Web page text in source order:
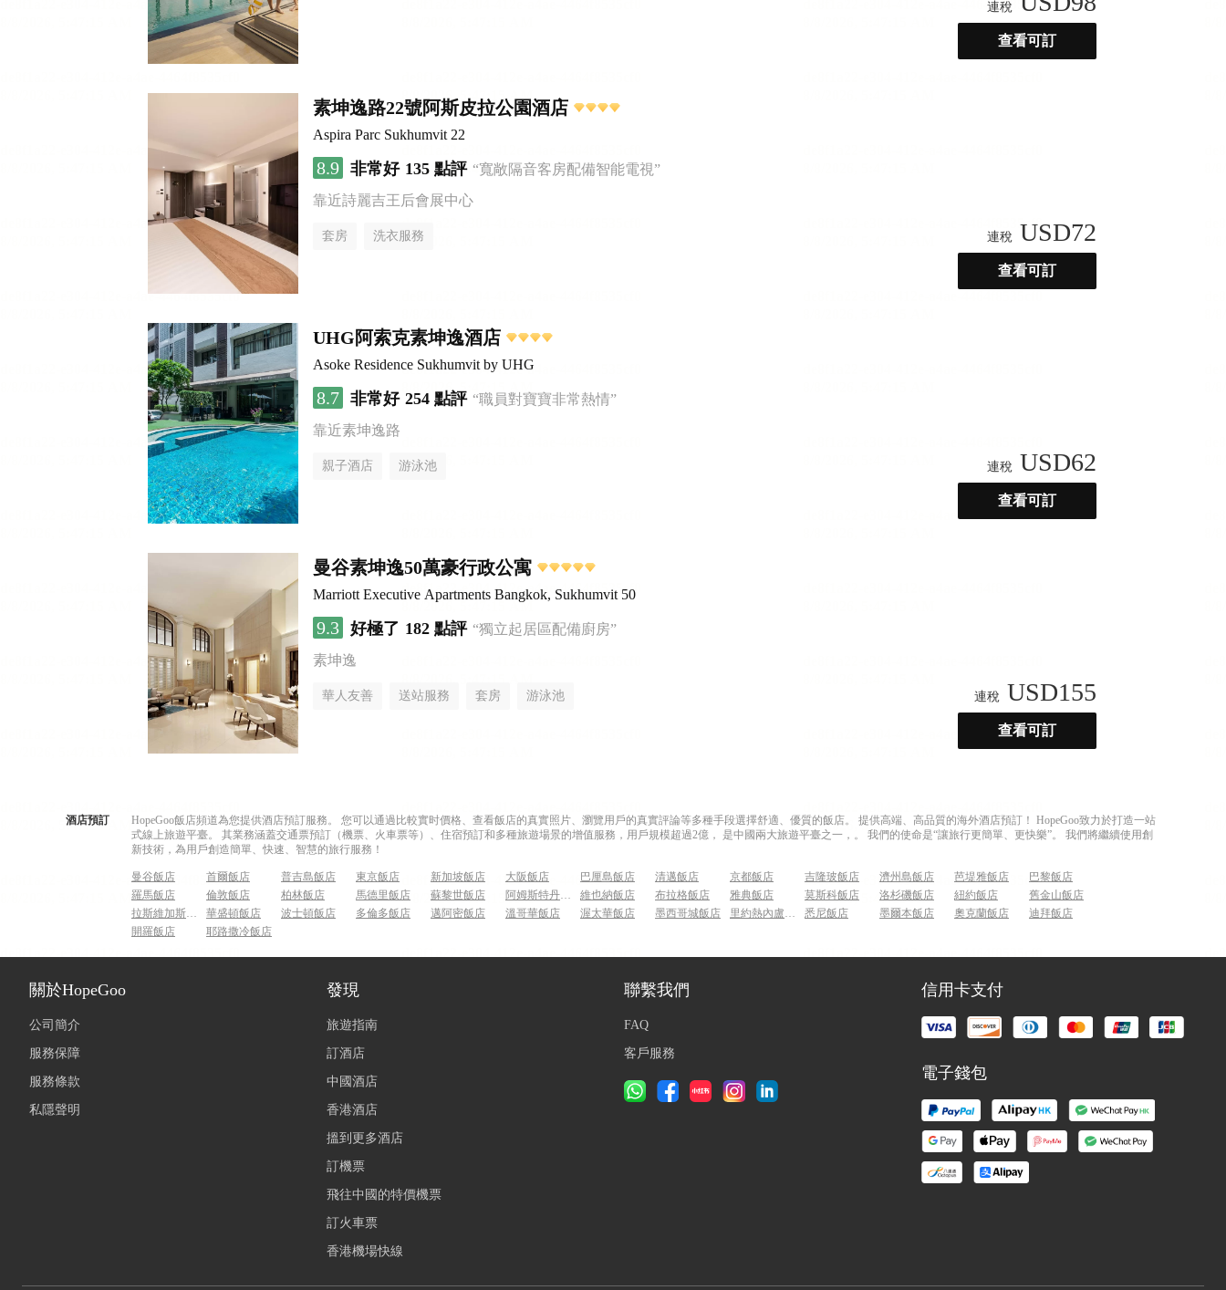
連稅
查看可訂
素坤逸路22號阿斯皮拉公園酒店
Aspira Parc Sukhumvit 22
8.9 非常好 135 點評 “寬敞隔音客房配備智能電視”
靠近詩麗吉王后會展中心
套房 洗衣服務 連稅 USD72
查看可訂
UHG阿索克素坤逸酒店
Asoke Residence Sukhumvit by UHG
8.7 非常好 254 點評 “職員對寶寶非常熱情”
靠近素坤逸路
親子酒店 游泳池 連稅 USD62
查看可訂
曼谷素坤逸50萬豪行政公寓
Marriott Executive Apartments Bangkok, Sukhumvit 50
9.3 好極了 182 點評 “獨立起居區配備廚房”
素坤逸
華人友善 送站服務 套房 游泳池 連稅 USD155
查看可訂
酒店預訂
HopeGoo飯店頻道為您提供酒店預訂服務。 您可以通過比較實时價格、查看飯店的真實照片、瀏覽用戶的真實評論等多種手段選擇舒適、優質的飯店。 提供高端、高品質的海外酒店預訂！ HopeGoo致力於打造一站
式線上旅遊平臺。 其業務涵蓋交通票預訂（機票、火車票等）、住宿預訂和多種旅遊場景的增值服務，用戶規模超過2億， 是中國兩大旅遊平臺之一，。 我們的使命是“讓旅行更簡單、更快樂”。 我們將繼續使用創
新技術，為用戶創造簡單、快速、智慧的旅行服務！
曼谷飯店 首爾飯店 普吉島飯店 東京飯店 新加坡飯店 大阪飯店 巴厘島飯店 清邁飯店 京都飯店 吉隆玻飯店 濟州島飯店 芭堤雅飯店
巴黎飯店
羅馬飯店
倫敦飯店 柏林飯店 馬德里飯店 蘇黎世飯店 阿姆斯特丹飯店 維也納飯店 布拉格飯店 雅典飯店 莫斯科飯店 洛杉磯飯店 紐約飯店
舊金山飯店
拉斯維加斯飯店
華盛頓飯店 波士頓飯店 多倫多飯店 邁阿密飯店 溫哥華飯店 渥太華飯店 墨西哥城飯店 里約熱內盧飯店 悉尼飯店 墨爾本飯店 奧克蘭飯店
迪拜飯店
開羅飯店
耶路撒冷飯店
關於HopeGoo
公司簡介
服務保障
服務條款
私隱聲明
發現
旅遊指南
訂酒店
中國酒店
香港酒店
搵到更多酒店
訂機票
飛往中國的特價機票
訂火車票
香港機場快線
聯繫我們
FAQ
客戶服務
信用卡支付
電子錢包